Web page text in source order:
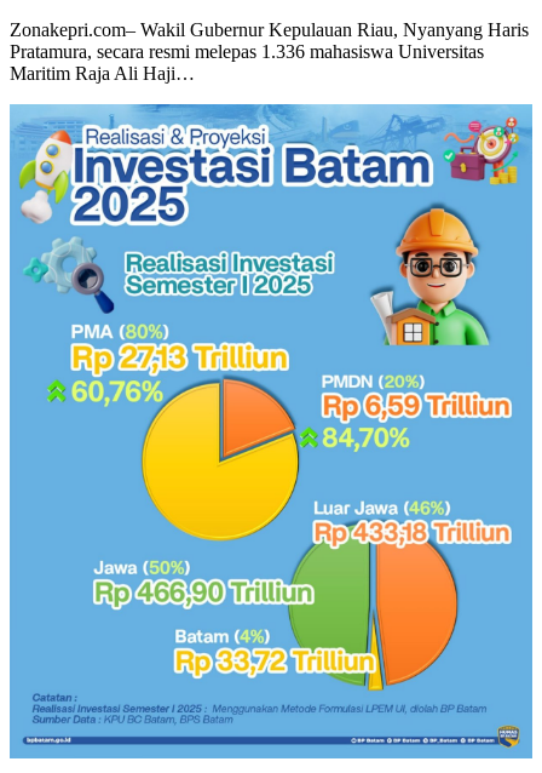
Zonakepri.com– Wakil Gubernur Kepulauan Riau, Nyanyang Haris
Pratamura, secara resmi melepas 1.336 mahasiswa Universitas
Maritim Raja Ali Haji…